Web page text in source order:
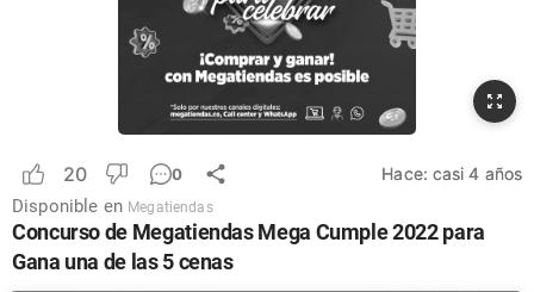
20 0 Hace: casi 4 años
Disponible en Megatiendas
Concurso de Megatiendas Mega Cumple 2022 para
Gana una de las 5 cenas